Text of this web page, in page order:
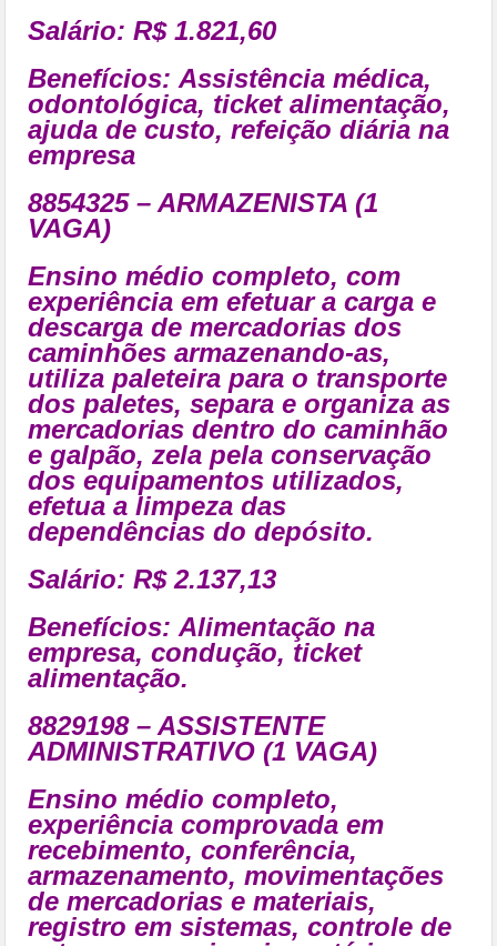
Salário: R$ 1.821,60
Benefícios:Assistência médica,
odontológica, ticket alimentação,
ajuda de custo, refeição diária na
empresa
8854325 – ARMAZENISTA (1
VAGA)
Ensino médio completo, com
experiência em efetuar a carga e
descarga de mercadorias dos
caminhões armazenando-as,
utiliza paleteira para o transporte
dos paletes, separa e organiza as
mercadorias dentro do caminhão
e galpão, zela pela conservação
dos equipamentos utilizados,
efetua a limpeza das
dependências do depósito.
Salário: R$ 2.137,13
Benefícios:Alimentação na
empresa, condução, ticket
alimentação.
8829198 – ASSISTENTE
ADMINISTRATIVO (1 VAGA)
Ensino médio completo,
experiência comprovada em
recebimento, conferência,
armazenamento, movimentações
de mercadorias e materiais,
registro em sistemas, controle de